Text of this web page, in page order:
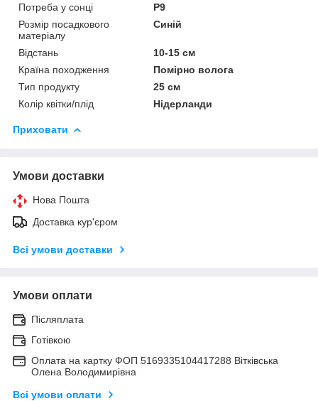
Потреба у сонці
P9
Розмір посадкового
матеріалу
Синій
Відстань
10-15 cм
Країна походження
Помірно волога
Тип продукту
25 см
Колір квітки/плід
Нідерланди
Приховати
Умови доставки
Нова Пошта
Доставка кур'єром
Всі умови доставки
Умови оплати
Післяплата
Готівкою
Оплата на картку ФОП 5169335104417288 Вітківська
Олена Володимирівна
Всі умови оплати